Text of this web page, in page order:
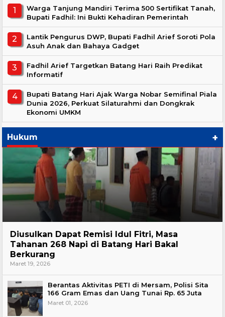
Warga Tanjung Mandiri Terima 500 Sertifikat Tanah,
Bupati Fadhil: Ini Bukti Kehadiran Pemerintah
Lantik Pengurus DWP, Bupati Fadhil Arief Soroti Pola
Asuh Anak dan Bahaya Gadget
Fadhil Arief Targetkan Batang Hari Raih Predikat
Informatif
Bupati Batang Hari Ajak Warga Nobar Semifinal Piala
Dunia 2026, Perkuat Silaturahmi dan Dongkrak
Ekonomi UMKM
Hukum +
Diusulkan Dapat Remisi Idul Fitri, Masa
Tahanan 268 Napi di Batang Hari Bakal
Berkurang
Maret 19, 2026
Berantas Aktivitas PETI di Mersam, Polisi Sita
166 Gram Emas dan Uang Tunai Rp. 65 Juta
Maret 01, 2026